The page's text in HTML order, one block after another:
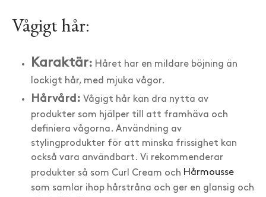
Vågigt hår:
Karaktär: Håret har en mildare böjning än
lockigt hår, med mjuka vågor.
Hårvård: Vågigt hår kan dra nytta av
produkter som hjälper till att framhäva och
definiera vågorna. Användning av
stylingprodukter för att minska frissighet kan
också vara användbart. Vi rekommenderar
produkter så som Curl Cream och Hårmousse
som samlar ihop hårstråna och ger en glansig och